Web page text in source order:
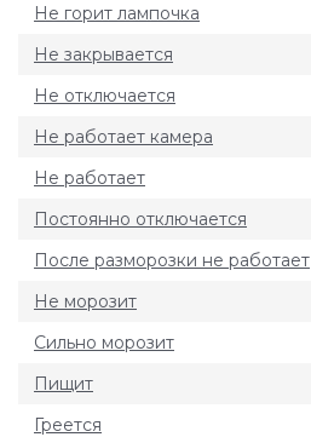
Не горит лампочка
Не закрывается
Не отключается
Не работает камера
Не работает
Постоянно отключается
После разморозки не работает
Не морозит
Сильно морозит
Пищит
Греется